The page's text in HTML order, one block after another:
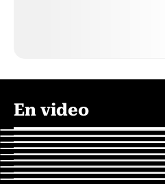
En video